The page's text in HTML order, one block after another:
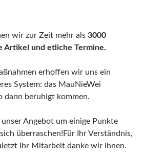
wir zur Zeit mehr als 3000
Artikel und etliche Termine.
erhoffen wir uns ein
System: das MauNieWei
dann beruhigt kommen.
Angebot um einige Punkte
überraschen!Für Ihr Verständnis,
Ihr Mitarbeit danke wir Ihnen.